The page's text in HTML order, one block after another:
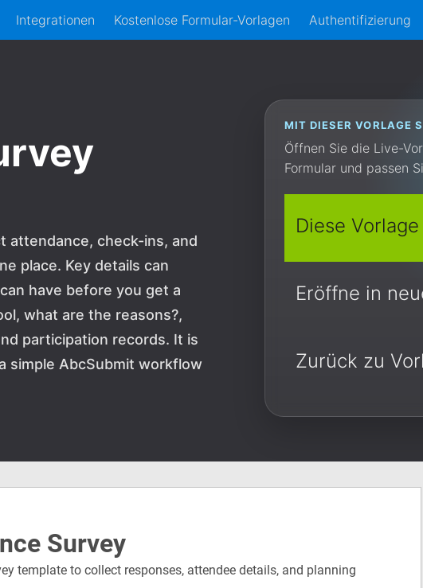
Integrationen Kostenlose Formular-Vorlagen Authentifizierung
attendance, check-ins, and
place. Key details can
have before you get a
what are the reasons?,
participation records. It is
simple AbcSubmit workflow
MIT DIESER VORLAGE
Öffnen Sie die Live-
Formular und passen
Diese
Eröffne in
Zurück zu